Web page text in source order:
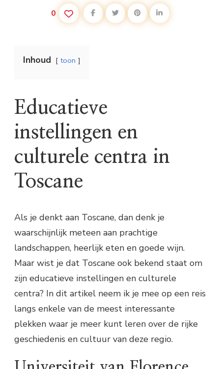
0
Inhoud toon
Educatieve
instellingen en
culturele centra in
Toscane
Als je denkt aan Toscane, dan denk je
waarschijnlijk meteen aan prachtige
landschappen, heerlijk eten en goede wijn.
Maar wist je dat Toscane ook bekend staat om
zijn educatieve instellingen en culturele
centra? In dit artikel neem ik je mee op een reis
langs enkele van de meest interessante
plekken waar je meer kunt leren over de rijke
geschiedenis en cultuur van deze regio.